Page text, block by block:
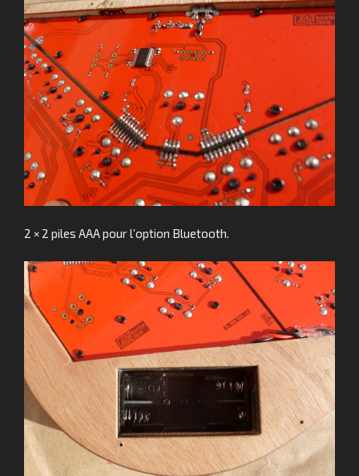
2 × 2 piles AAA pour l’option Bluetooth.